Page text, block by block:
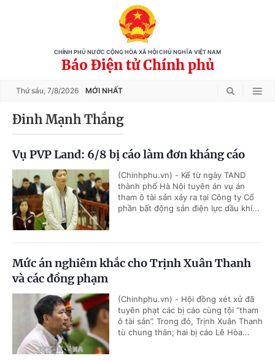
CHÍNH PHỦ NƯỚC CỘNG HÒA XÃ HỘI CHỦ NGHĨA VIỆT NAM
Báo Điện tử Chính phủ
Thứ sáu, 7/8/2026 MỚI NHẤT
Đinh Mạnh Thắng
Vụ PVP Land: 6/8 bị cáo làm đơn kháng cáo
(Chinhphu.vn) - Kể từ ngày TAND
thành phố Hà Nội tuyên án vụ án
tham ô tài sản xảy ra tại Công ty Cổ
phần bất động sản điện lực dầu khí...
Mức án nghiêm khắc cho Trịnh Xuân Thanh
và các đồng phạm
(Chinhphu.vn) - Hội đồng xét xử đã
tuyên phạt các bị cáo cùng tội “tham
ô tài sản”. Trong đó, Trịnh Xuân Thanh
tù chung thân; hai bị cáo Lê Hòa...